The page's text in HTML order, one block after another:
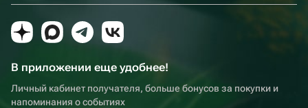
В приложении еще удобнее!
Личный кабинет получателя, больше бонусов за покупки и
напоминания о событиях